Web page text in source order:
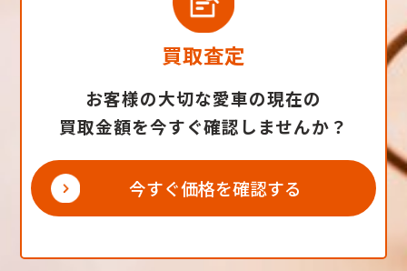
買取査定
お客様の大切な愛車の現在の
買取金額を今すぐ確認しませんか？
今すぐ価格を確認する